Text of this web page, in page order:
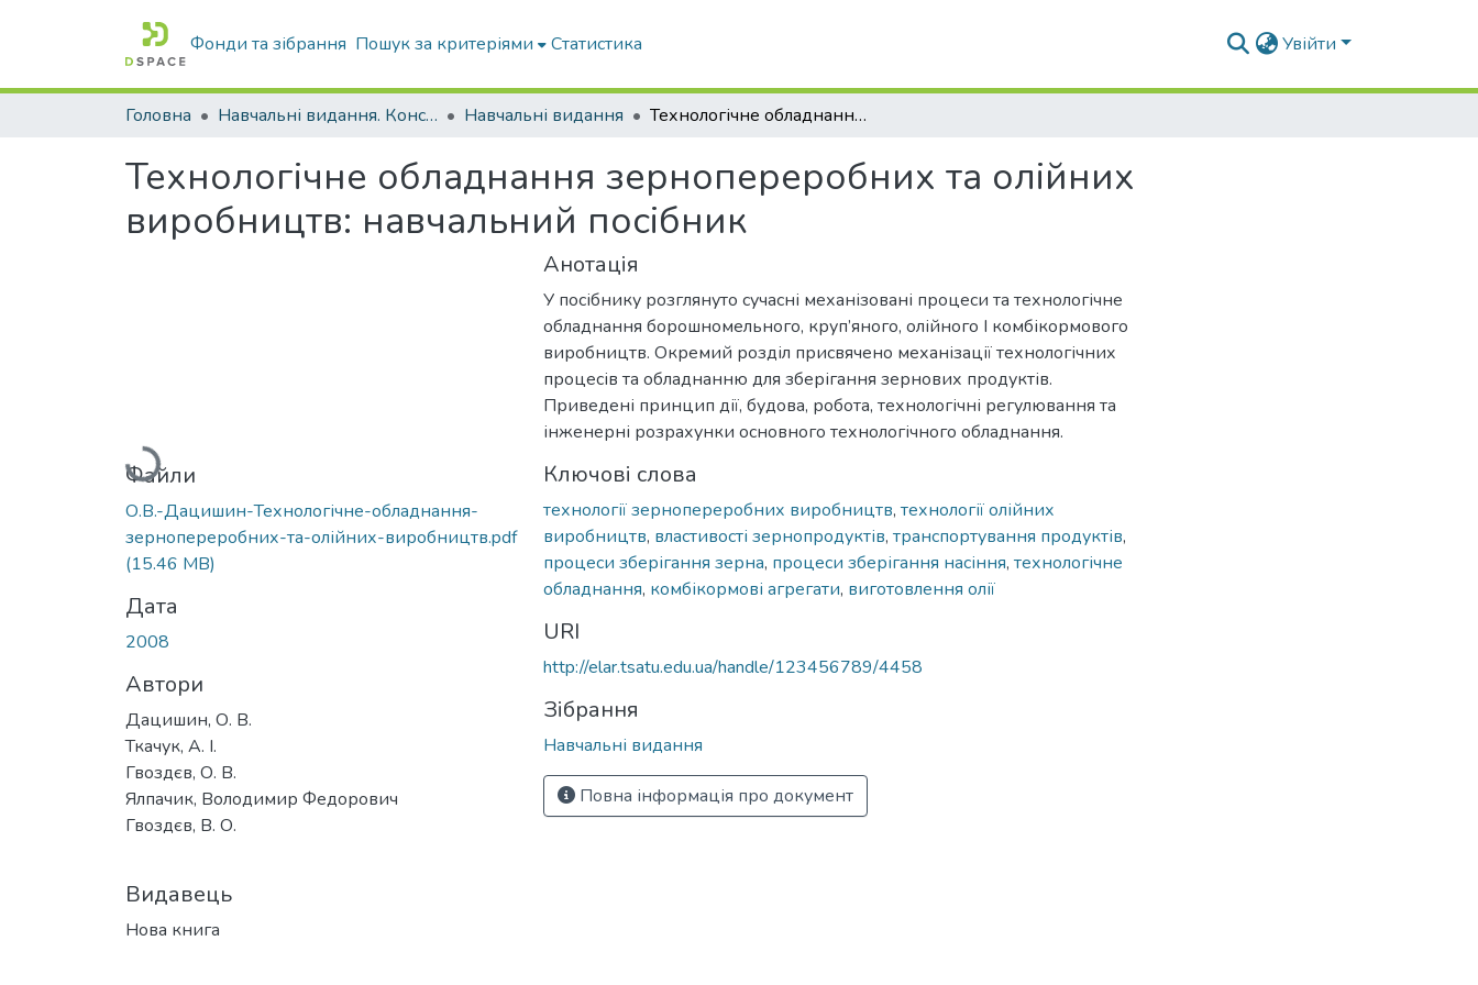
Фонди та зібрання Пошук за критеріями Статистика Увійти
Головна Навчальні видання. Конспекти лекцій Навчальні видання Технологічне обладнання зернопереробних та олійних виробництв: навчальний посібник
Технологічне обладнання зернопереробних та олійних
виробництв: навчальний посібник
Вантажиться...
Файли
О.В.-Дацишин-Технологічне-обладнання-
зернопереробних-та-олійних-виробництв.pdf
(15.46 MB)
Дата
2008
Автори
Дацишин, О. В.
Ткачук, А. І.
Гвоздєв, О. В.
Ялпачик, Володимир Федорович
Гвоздєв, В. О.
Видавець
Нова книга
Анотація
У посібнику розглянуто сучасні механізовані процеси та технологічне
обладнання борошномельного, круп’яного, олійного І комбікормового
виробництв. Окремий розділ присвячено механізації технологічних
процесів та обладнанню для зберігання зернових продуктів.
Приведені принцип дії, будова, робота, технологічні регулювання та
інженерні розрахунки основного технологічного обладнання.
Ключові слова
технології зернопереробних виробництв, технології олійних
виробництв, властивості зернопродуктів, транспортування продуктів,
процеси зберігання зерна, процеси зберігання насіння, технологічне
обладнання, комбікормові агрегати, виготовлення олії
URI
http://elar.tsatu.edu.ua/handle/123456789/4458
Зібрання
Навчальні видання
Повна інформація про документ